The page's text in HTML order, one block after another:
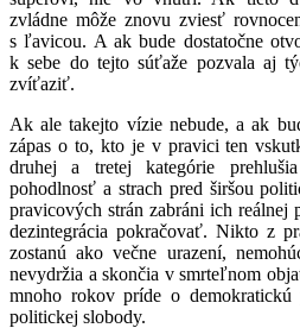
zvládne môže znovu zviesť
s ľavicou. A ak bude dostatočne
k sebe do tejto súťaže pozvala aj
zvíťaziť.
Ak ale takejto vízie nebude, a ak
zápas o to, kto je v pravici ten
druhej a tretej kategórie
pohodlnosť a strach pred širšou
pravicových strán zabráni ich reálnej
dezintegrácia pokračovať. Nikto z
zostanú ako večne urazení,
nevydržia a skončia v smrteľnom
mnoho rokov príde o
politickej slobody.